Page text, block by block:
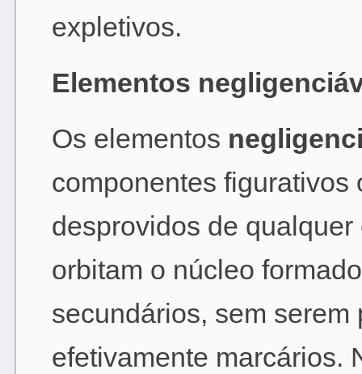
expletivos.
Elementos
Os elementos
componentes
desprovidos de
orbitam o núcleo
secundários, sem
efetivamente marcários.